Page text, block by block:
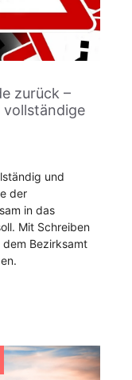
zurück –
vollständige
und
der
in das
Mit Schreiben
Bezirksamt